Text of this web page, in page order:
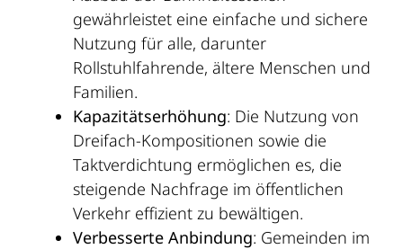
gewährleistet eine einfache und sichere
Nutzung für alle, darunter
Rollstuhlfahrende, ältere Menschen und
Familien.
Kapazitätserhöhung: Die Nutzung von
Dreifach-Kompositionen sowie die
Taktverdichtung ermöglichen es, die
steigende Nachfrage im öffentlichen
Verkehr effizient zu bewältigen.
Verbesserte Anbindung: Gemeinden im